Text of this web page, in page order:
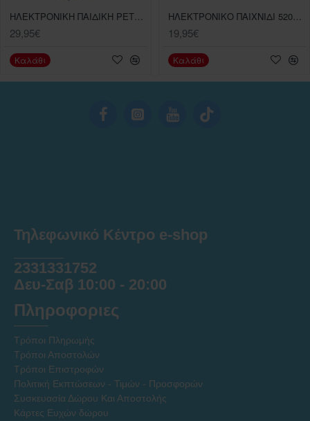
ΗΛΕΚΤΡΟΝΙΚΗ ΠΑΙΔΙΚΗ ΡΕΤΡΟ ΚΟΝΣΟΛΑ MINI ARCADE GAMES
29,95€
Καλάθι
ΗΛΕΚΤΡΟΝΙΚΟ ΠΑΙΧΝΙΔΙ 520GΑΜΕS ΜΕ USΒ ΣΥΝΔΕΕΤΑΙ ΚΑΙ ΜΕ ΤV
19,95€
Καλάθι
Τηλεφωνικό Κέντρο e-shop
2331331752
Δευ-Σαβ 10:00 - 20:00
Πληροφοριες
Τρόποι Πληρωμής
Τρόποι Αποστολών
Τρόποι Επιστροφών
Πολιτική Εκπτώσεων - Τιμών - Προσφορών
Συσκευασία Δώρου Και Αποστολής
Κάρτες Ευχών δώρου